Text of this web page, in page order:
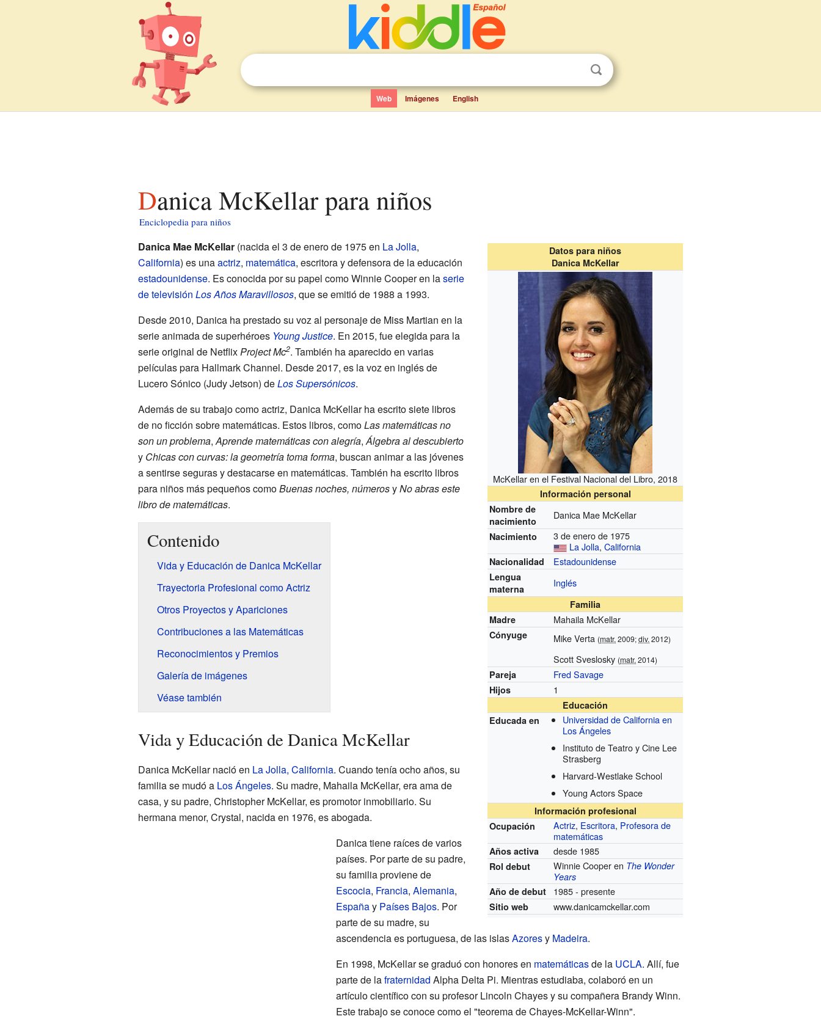
Web Imágenes English
Danica McKellar para niños
Enciclopedia para niños
Datos para niños
Danica McKellar
McKellar en el Festival Nacional del Libro, 2018
Información personal
Nombre de
nacimiento
Danica Mae McKellar
Nacimiento
3 de enero de 1975
La Jolla,California
Nacionalidad Estadounidense
Lengua
materna
Inglés
Familia
Madre
Mahaila McKellar
Cónyuge Mike Verta (matr. 2009;div. 2012)
Scott Sveslosky (matr. 2014)
Pareja Fred Savage
Hijos 1
Educación
Educada en
Universidad de California en
Los Ángeles
Instituto de Teatro y Cine Lee
Strasberg
Harvard-Westlake School
Young Actors Space
Información profesional
Ocupación
Actriz, Escritora, Profesora de
matemáticas
Años activa desde 1985
Rol debut Winnie Cooper en The Wonder
Years
Año de debut
1985 - presente
Sitio web www.danicamckellar.com
Danica Mae McKellar(nacida el 3 de enero de 1975 en La Jolla,
California) es unaactriz, matemática, escritora y defensora de la educación
estadounidense. Es conocida por su papel como Winnie Cooper en laserie
de televisión Los Años Maravillosos, que se emitió de 1988 a 1993.
Desde 2010, Danica ha prestado su voz al personaje de Miss Martian en la
serie animada de superhéroes Young Justice. En 2015, fue elegida para la
serie original de NetflixProject Mc2. También ha aparecido en varias
películas para Hallmark Channel. Desde 2017, es la voz en inglés de
Lucero Sónico (Judy Jetson) deLos Supersónicos.
Además de su trabajo como actriz, Danica McKellar ha escrito siete libros
de no ficción sobre matemáticas. Estos libros, comoLas matemáticas no
son un problema,Aprende matemáticas con alegría,Álgebra al descubierto
y Chicas con curvas: la geometría toma forma, buscan animar a las jóvenes
a sentirse seguras y destacarse en matemáticas. También ha escrito libros
para niños más pequeños comoBuenas noches, númerosyNo abras este
libro de matemáticas.
Contenido
Vida y Educación de Danica McKellar
Trayectoria Profesional como Actriz
Otros Proyectos y Apariciones
Contribuciones a las Matemáticas
Reconocimientos y Premios
Galería de imágenes
Véase también
Vida y Educación de Danica McKellar
Danica McKellar nació en La Jolla, California. Cuando tenía ocho años, su
familia se mudó a Los Ángeles. Su madre, Mahaila McKellar, era ama de
casa, y su padre, Christopher McKellar, es promotor inmobiliario. Su
hermana menor, Crystal, nacida en 1976, es abogada.
Danica tiene raíces de varios
países. Por parte de su padre,
su familia proviene de
Escocia, Francia, Alemania,
Españay Países Bajos. Por
parte de su madre, su
ascendencia es portuguesa, de las islasAzoresy Madeira.
En 1998, McKellar se graduó con honores en matemáticasde la UCLA. Allí, fue
parte de lafraternidad Alpha Delta Pi. Mientras estudiaba, colaboró en un
artículo científico con su profesor Lincoln Chayes y su compañera Brandy Winn.
Este trabajo se conoce como el "teorema de Chayes-McKellar-Winn".